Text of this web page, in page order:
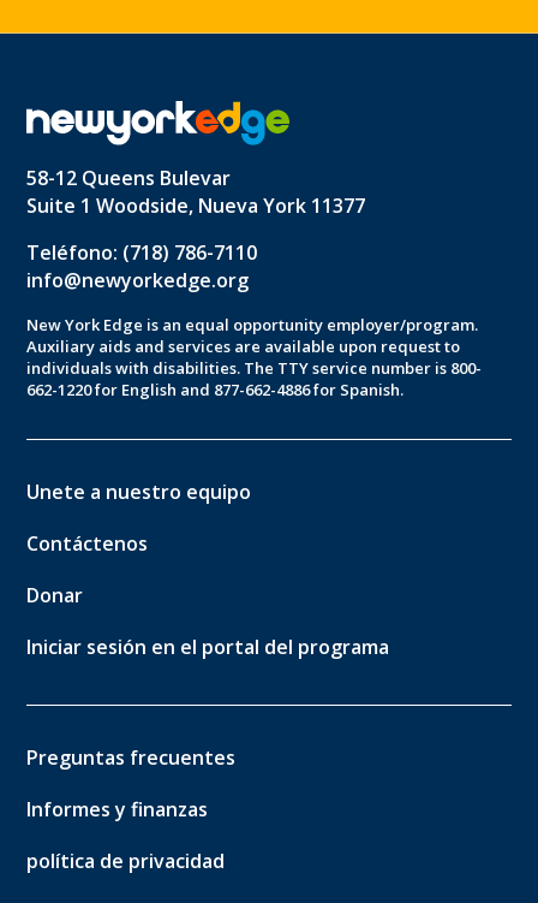
58-12 Queens Bulevar
Suite 1 Woodside, Nueva York 11377
Teléfono: (718) 786-7110
info@newyorkedge.org
New York Edge is an equal opportunity employer/program.
Auxiliary aids and services are available upon request to
individuals with disabilities. The TTY service number is 800-
662-1220 for English and 877-662-4886 for Spanish.
Unete a nuestro equipo
Contáctenos
Donar
Iniciar sesión en el portal del programa
Preguntas frecuentes
Informes y finanzas
política de privacidad